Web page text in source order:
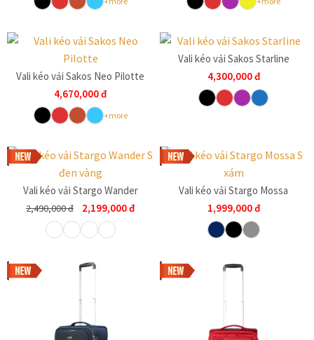
COLLECTIONS
Mở
B2B (KHÁCH DOANH NGHIỆP)
GIỚI THIỆU
TIN TỨC – CẨM NANG
con
TUYỂN DỤNG
Hotline:
(miễn phí)
Hệ thống cửa hàng
Vali kéo vải Sakos Neo Pilotte
4,670,000đ
+more
Vali kéo vải Sakos Starline
4,300,000đ
Vali kéo vải Stargo Wander
2,490,000đ 2,199,000đ
Vali kéo vải Stargo Mossa
1,999,000đ